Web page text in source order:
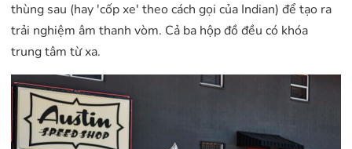
thùng sau (hay 'cốp xe' theo cách gọi của Indian) để tạo ra
trải nghiệm âm thanh vòm. Cả ba hộp đồ đều có khóa
trung tâm từ xa.